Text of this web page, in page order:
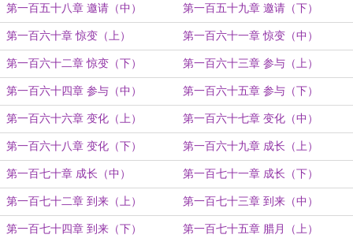
第一百五十八章 邀请（中） 第一百五十九章 邀请（下）
第一百六十章 惊变（上） 第一百六十一章 惊变（中）
第一百六十二章 惊变（下） 第一百六十三章 参与（上）
第一百六十四章 参与（中） 第一百六十五章 参与（下）
第一百六十六章 变化（上） 第一百六十七章 变化（中）
第一百六十八章 变化（下） 第一百六十九章 成长（上）
第一百七十章 成长（中） 第一百七十一章 成长（下）
第一百七十二章 到来（上） 第一百七十三章 到来（中）
第一百七十四章 到来（下） 第一百七十五章 腊月（上）